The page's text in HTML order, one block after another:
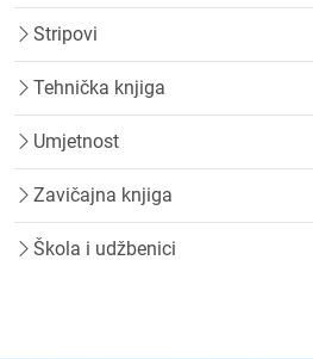
Stripovi
Tehnička knjiga
Umjetnost
Zavičajna knjiga
Škola i udžbenici